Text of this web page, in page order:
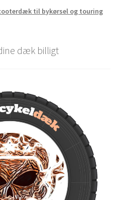
til bykørsel og touring
dæk billigt